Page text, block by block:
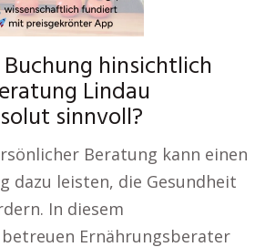
hinsichtlich
Lindau
sinnvoll?
Beratung kann einen
dazu leisten, die Gesundheit
In diesem
Ernährungsberater